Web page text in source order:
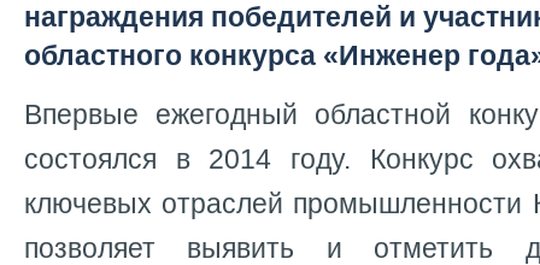
награждения победителей и
областного конкурса «Инженер
Впервые ежегодный областной
состоялся в 2014 году. Конкурс
ключевых отраслей промышленности
позволяет выявить и отметить